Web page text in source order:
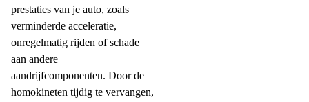
prestaties van je auto, zoals
verminderde acceleratie,
onregelmatig rijden of schade
aan andere
aandrijfcomponenten. Door de
homokineten tijdig te vervangen,